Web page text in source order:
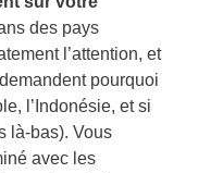
des pays
l’attention, et
pourquoi
l’Indonésie, et si
là-bas). Vous
avec les